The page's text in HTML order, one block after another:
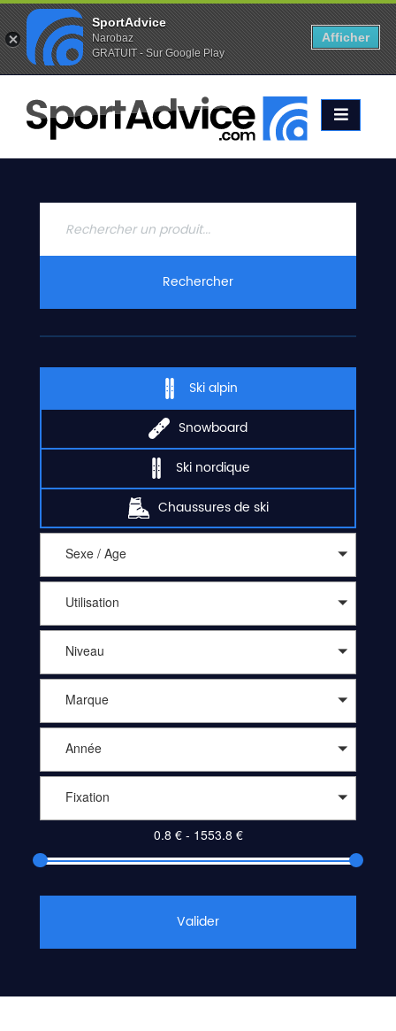
Favoris (0) Alertes (0)
ACCUEIL
SKIS
2020
CONTACT
Rechercher
Ski alpin
Snowboard
Ski nordique
Chaussures de ski
Sexe / Age
Utilisation
Niveau
Marque
Année
Fixation
Valider
SportAdvice
Narobaz
GRATUIT - Sur Google Play
Afficher